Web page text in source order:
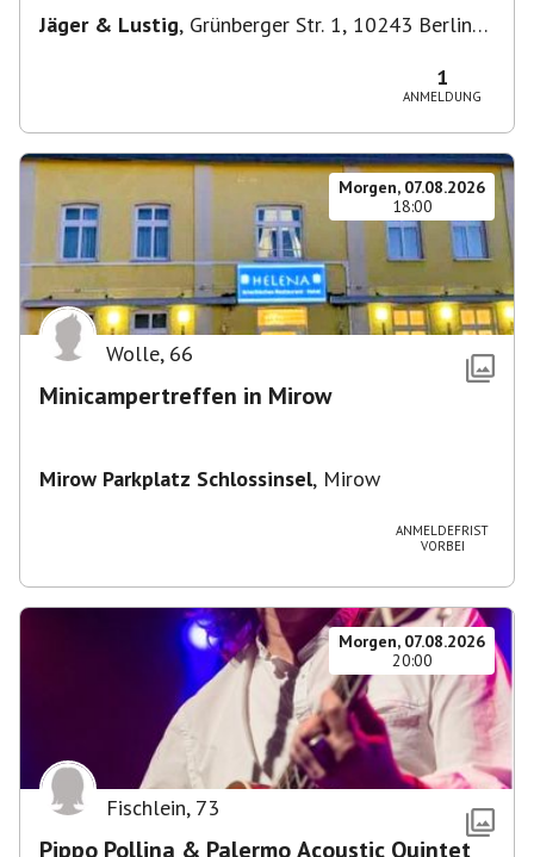
Jäger & Lustig, Grünberger Str. 1, 10243 Berlin-
1
ANMELDUNG
Morgen, 07.08.2026
18:00
Wolle, 66
Minicampertreffen in Mirow
Mirow Parkplatz Schlossinsel, Mirow
ANMELDEFRIST
VORBEI
Morgen, 07.08.2026
20:00
Fischlein, 73
Pippo Pollina & Palermo Acoustic Quintet